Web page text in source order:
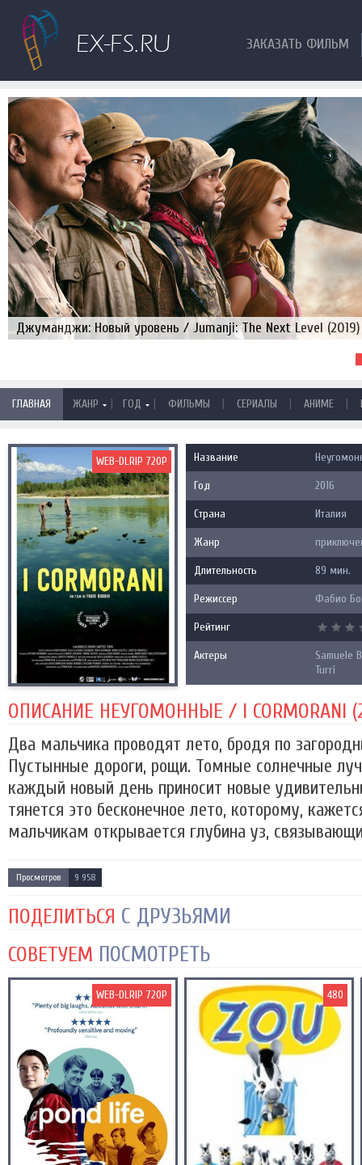
ЗАКАЗАТЬ ФИЛЬМ
Джуманджи: Новый уровень / Jumanji: The Next Level (2019)
ГЛАВНАЯ ЖАНР | ГОД | ФИЛЬМЫ | СЕРИАЛЫ | АНИМЕ |
WEB-DLRIP 720P Название
Год 2016
Страна Италия
Жанр
Длительность 89 мин.
Режиссер Фабио
Рейтинг
Актеры
Samuele
Turri
ОПИСАНИЕ НЕУГОМОННЫЕ / I CORMORANI
Два мальчика проводят лето, бродя по
Пустынные дороги, рощи. Томные солнечные
каждый новый день приносит новые
тянется это бесконечное лето, которому,
мальчикам открывается глубина уз,
Просмотров 9 958
ПОДЕЛИТЬСЯ С ДРУЗЬЯМИ
СОВЕТУЕМ ПОСМОТРЕТЬ
WEB-DLRIP 720P 480